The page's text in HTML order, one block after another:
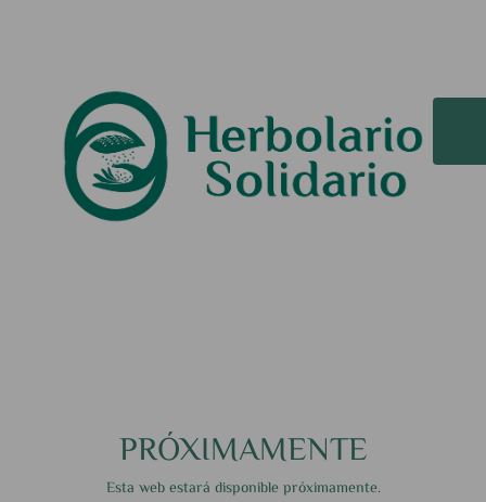
PRÓXIMAMENTE
Esta web estará disponible próximamente.